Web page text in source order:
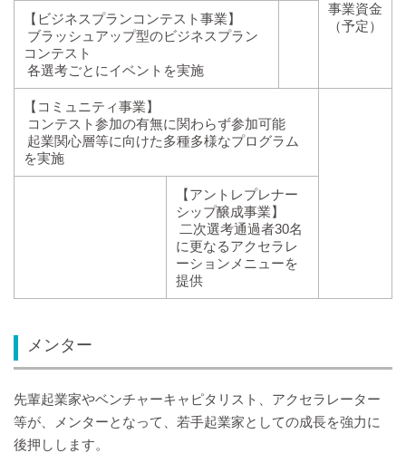
事業資金
（予定）
【ビジネスプランコンテスト事業】
ブラッシュアップ型のビジネスプラン
コンテスト
各選考ごとにイベントを実施
【コミュニティ事業】
コンテスト参加の有無に関わらず参加可能
起業関心層等に向けた多種多様なプログラム
を実施
【アントレプレナー
シップ醸成事業】
二次選考通過者30名
に更なるアクセラレ
ーションメニューを
提供
メンター
先輩起業家やベンチャーキャピタリスト、アクセラレーター
等が、メンターとなって、若手起業家としての成長を強力に
後押しします。